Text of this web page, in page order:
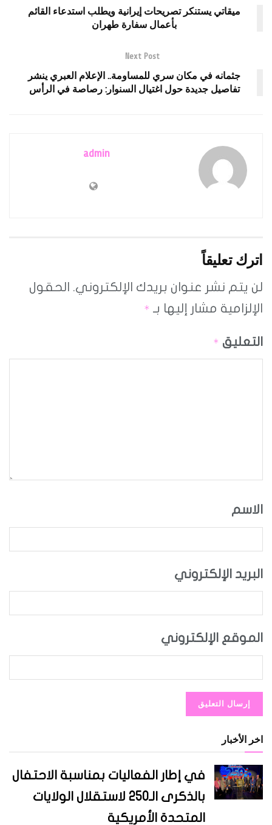
ميقاتي يستنكر تصريحات إيرانية ويطلب استدعاء القائم
بأعمال سفارة طهران
Next Post
جثمانه في مكان سري للمساومة.. الإعلام العبري ينشر
تفاصيل جديدة حول اغتيال السنوار: رصاصة في الرأس
admin
اترك تعليقاً
لن يتم نشر عنوان بريدك الإلكتروني. الحقول
الإلزامية مشار إليها بـ *
التعليق *
الاسم
البريد الإلكتروني
الموقع الإلكتروني
اخر الأخبار
في إطار الفعاليات بمناسبة الاحتفال
بالذكرى الـ250 لاستقلال الولايات
المتحدة الأمريكية